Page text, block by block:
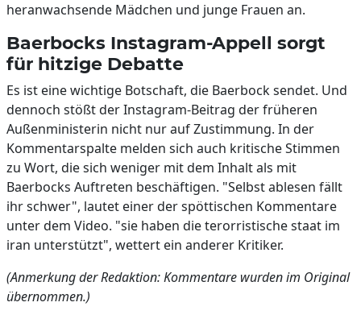
heranwachsende Mädchen und junge Frauen an.
Baerbocks Instagram-Appell sorgt
für hitzige Debatte
Es ist eine wichtige Botschaft, die Baerbock sendet. Und
dennoch stößt der Instagram-Beitrag der früheren
Außenministerin nicht nur auf Zustimmung. In der
Kommentarspalte melden sich auch kritische Stimmen
zu Wort, die sich weniger mit dem Inhalt als mit
Baerbocks Auftreten beschäftigen. "Selbst ablesen fällt
ihr schwer", lautet einer der spöttischen Kommentare
unter dem Video. "sie haben die terorristische staat im
iran unterstützt", wettert ein anderer Kritiker.
(Anmerkung der Redaktion: Kommentare wurden im Original
übernommen.)